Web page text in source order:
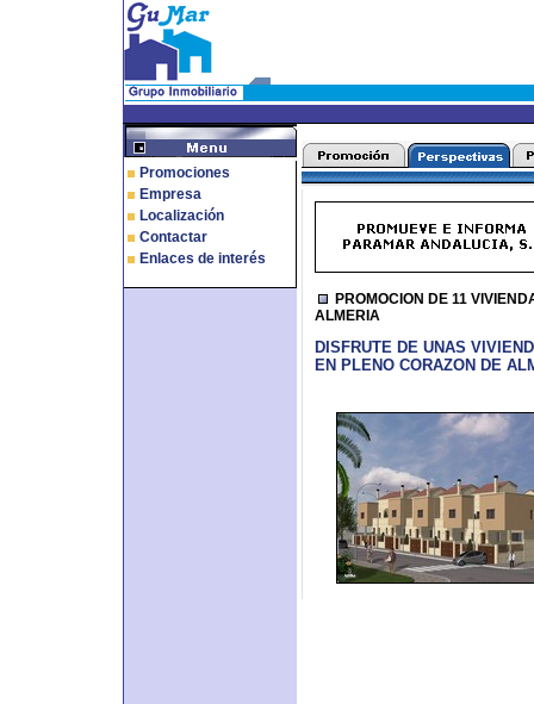
Promociones
Empresa
Localización
Contactar
Enlaces de interés
PROMOCION DE 11
ALMERIA
DISFRUTE DE UNAS
EN PLENO CORAZON DE